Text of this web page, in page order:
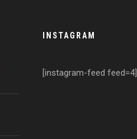
INSTAGRAM
[instagram-feed feed=4]